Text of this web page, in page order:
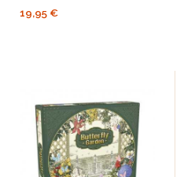
19,95 €